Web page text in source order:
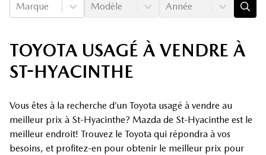
Marque
Modèle Année
TOYOTA USAGÉ À VENDRE À
ST-HYACINTHE
Vous êtes à la recherche d’un Toyota usagé à vendre au
meilleur prix à St-Hyacinthe? Mazda de St-Hyacinthe est le
meilleur endroit! Trouvez le Toyota qui répondra à vos
besoins, et profitez-en pour obtenir le meilleur prix pour